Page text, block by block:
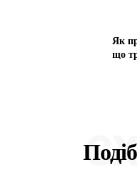
Як
що